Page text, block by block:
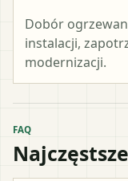
Dobór
instalacji,
modernizacji.
FAQ